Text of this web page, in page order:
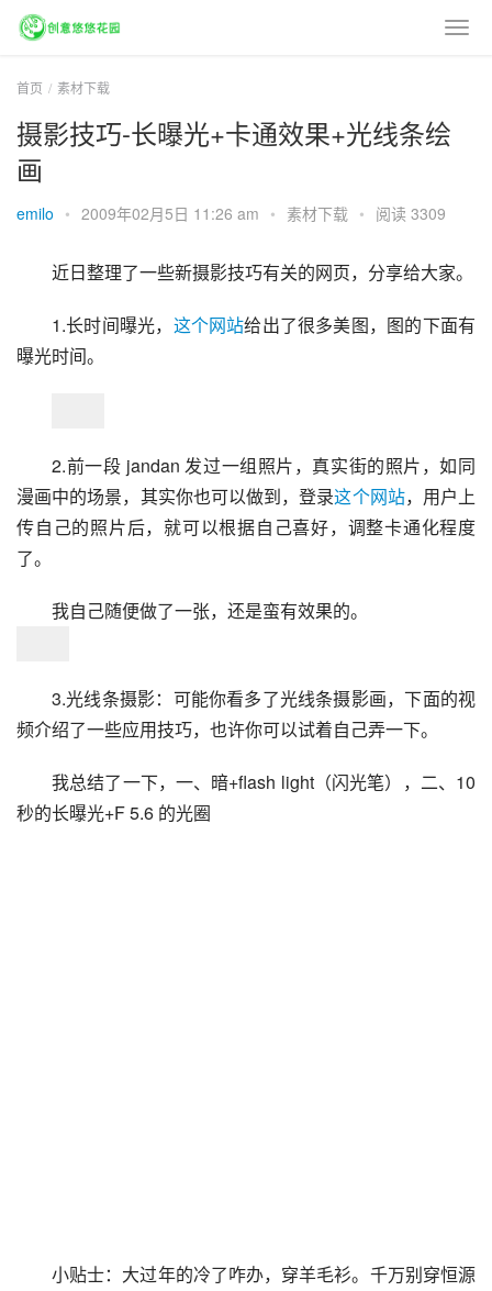
首页 素材下载
摄影技巧-长曝光+卡通效果+光线条绘
画
emilo • 2009年02月5日 11:26 am • 素材下载 • 阅读 3309
近日整理了一些新摄影技巧有关的网页，分享给大家。
1.长时间曝光， 这个网站给出了很多美图，图的下面有
曝光时间。
2.前一段 jandan 发过一组照片，真实街的照片，如同
漫画中的场景，其实你也可以做到，登录这个网站，用户上
传自己的照片后，就可以根据自己喜好，调整卡通化程度
了。
我自己随便做了一张，还是蛮有效果的。
3.光线条摄影：可能你看多了光线条摄影画，下面的视
频介绍了一些应用技巧，也许你可以试着自己弄一下。
我总结了一下，一、暗+flash light（闪光笔），二、10
秒的长曝光+F 5.6 的光圈
小贴士：大过年的冷了咋办，穿羊毛衫。千万别穿恒源